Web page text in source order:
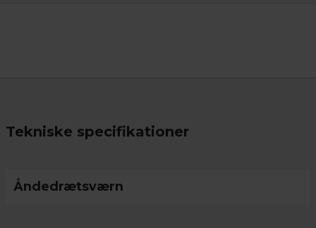
Tekniske specifikationer
Åndedrætsværn